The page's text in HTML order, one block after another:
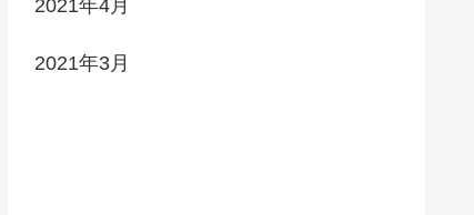
2021年4月
2021年3月